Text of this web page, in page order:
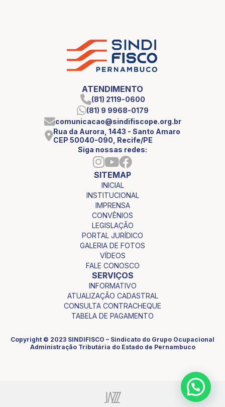
ATENDIMENTO
(81) 2119-0600
(81) 9 9968-0179
comunicacao@sindifiscope.org.br
Rua da Aurora, 1443 - Santo Amaro
CEP 50040-090, Recife/PE
Siga nossas redes:
SITEMAP
INICIAL
INSTITUCIONAL
IMPRENSA
CONVÊNIOS
LEGISLAÇÃO
PORTAL JURÍDICO
GALERIA DE FOTOS
VÍDEOS
FALE CONOSCO
SERVIÇOS
INFORMATIVO
ATUALIZAÇÃO CADASTRAL
CONSULTA CONTRACHEQUE
TABELA DE PAGAMENTO
Copyright © 2023 SINDIFISCO – Sindicato do Grupo Ocupacional
Administração Tributária do Estado de Pernambuco